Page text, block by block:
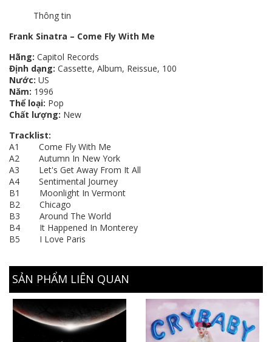
Thông tin
Frank Sinatra – Come Fly With Me
Hãng: Capitol Records
Định dạng: Cassette, Album, Reissue, 100
Nước: US
Năm: 1996
Thể loại: Pop
Chất lượng: New
Tracklist:
A1 Come Fly With Me
A2 Autumn In New York
A3 Let's Get Away From It All
A4 Sentimental Journey
B1 Moonlight In Vermont
B2 Chicago
B3 Around The World
B4 It Happened In Monterey
B5 I Love Paris
SẢN PHẨM LIÊN QUAN